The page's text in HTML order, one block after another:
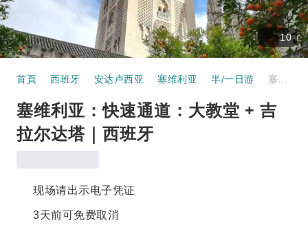
10
首頁 西班牙 安达卢西亚 塞维利亚 半/一日游
塞维利亚：快速通道：大教堂 + 吉
拉尔达塔｜西班牙
现场请出示电子凭证
3天前可免费取消